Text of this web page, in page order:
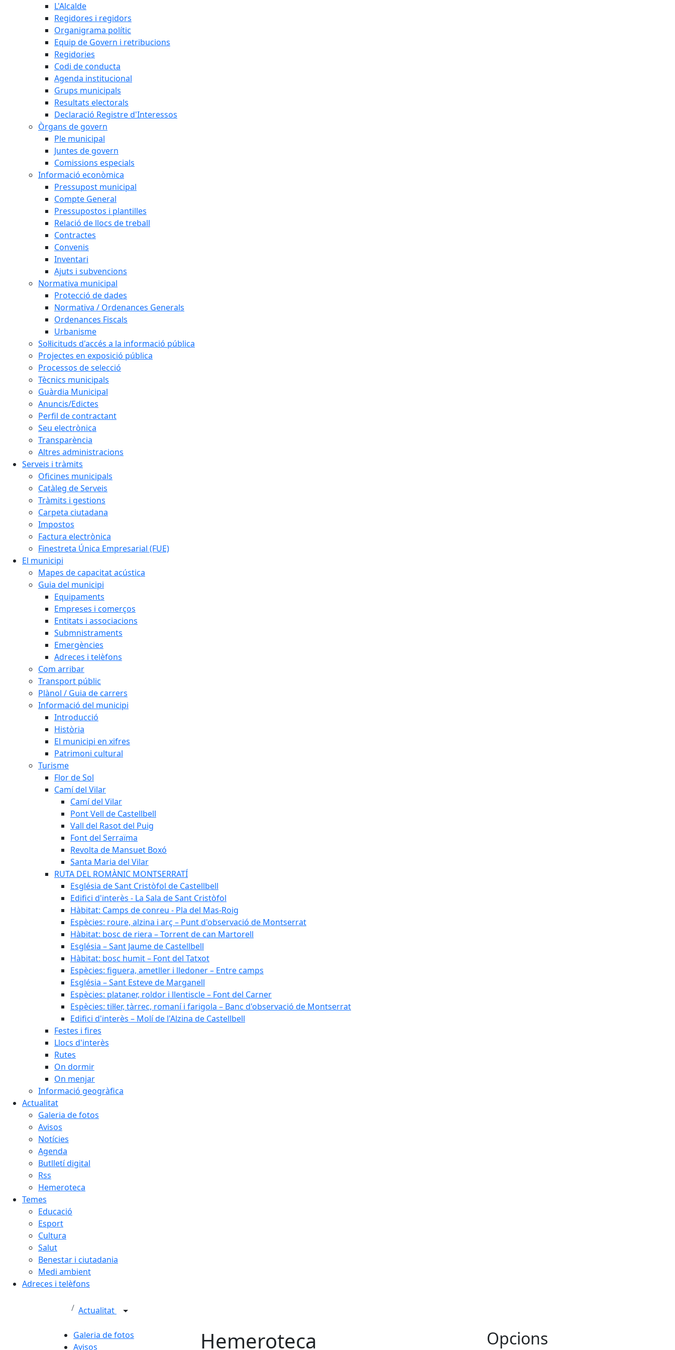
L'Alcalde
Regidores i regidors
Organigrama polític
Equip de Govern i retribucions
Regidories
Codi de conducta
Agenda institucional
Grups municipals
Resultats electorals
Declaració Registre d'Interessos
Òrgans de govern
Ple municipal
Juntes de govern
Comissions especials
Informació econòmica
Pressupost municipal
Compte General
Pressupostos i plantilles
Relació de llocs de treball
Contractes
Convenis
Inventari
Ajuts i subvencions
Normativa municipal
Protecció de dades
Normativa / Ordenances Generals
Ordenances Fiscals
Urbanisme
Sol·licituds d'accés a la informació pública
Projectes en exposició pública
Processos de selecció
Tècnics municipals
Guàrdia Municipal
Anuncis/Edictes
Perfil de contractant
Seu electrònica
Transparència
Altres administracions
Serveis i tràmits
Oficines municipals
Catàleg de Serveis
Tràmits i gestions
Carpeta ciutadana
Impostos
Factura electrònica
Finestreta Única Empresarial (FUE)
El municipi
Mapes de capacitat acústica
Guia del municipi
Equipaments
Empreses i comerços
Entitats i associacions
Submnistraments
Emergències
Adreces i telèfons
Com arribar
Transport públic
Plànol / Guia de carrers
Informació del municipi
Introducció
Història
El municipi en xifres
Patrimoni cultural
Turisme
Flor de Sol
Camí del Vilar
Camí del Vilar
Pont Vell de Castellbell
Vall del Rasot del Puig
Font del Serraïma
Revolta de Mansuet Boxó
Santa Maria del Vilar
RUTA DEL ROMÀNIC MONTSERRATÍ
Església de Sant Cristòfol de Castellbell
Edifici d'interès - La Sala de Sant Cristòfol
Hàbitat: Camps de conreu - Pla del Mas-Roig
Espècies: roure, alzina i arç – Punt d'observació de Montserrat
Hàbitat: bosc de riera – Torrent de can Martorell
Església – Sant Jaume de Castellbell
Hàbitat: bosc humit – Font del Tatxot
Espècies: figuera, ametller i lledoner – Entre camps
Església – Sant Esteve de Marganell
Espècies: plataner, roldor i llentiscle – Font del Carner
Espècies: til·ler, tàrrec, romaní i farigola – Banc d'observació de Montserrat
Edifici d'interès – Molí de l'Alzina de Castellbell
Festes i fires
Llocs d'interès
Rutes
On dormir
On menjar
Informació geogràfica
Actualitat
Galeria de fotos
Avisos
Notícies
Agenda
Butlletí digital
Rss
Hemeroteca
Temes
Educació
Esport
Cultura
Salut
Benestar i ciutadania
Medi ambient
Adreces i telèfons
Actualitat
Galeria de fotos
Avisos
Hemeroteca Opcions